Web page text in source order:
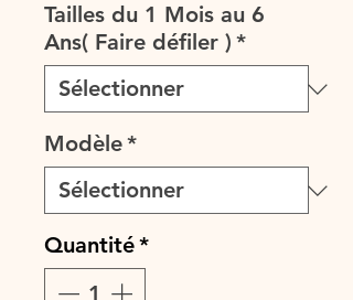
Tailles du 1 Mois au 6
Ans( Faire défiler ) *
Modèle*
Quantité*